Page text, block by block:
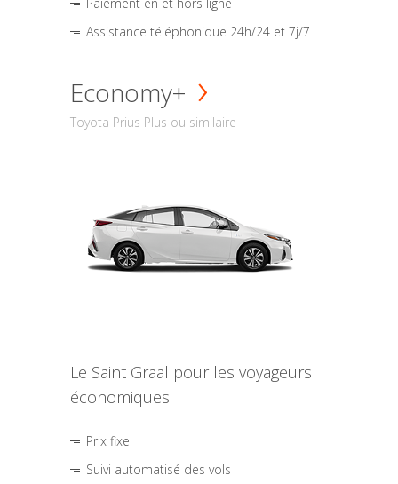
Assistance téléphonique 24h/24 et 7j/7
Economy+
Toyota Prius Plus ou similaire
Le Saint Graal pour les voyageurs
économiques
Prix fixe
Suivi automatisé des vols